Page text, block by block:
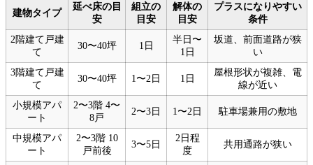
建物タイプ
延べ床の目
安
組立の
目安
解体の
目安
プラスになりやすい
条件
2階建て戸建
て
30〜40坪 1日
半日〜
1日
坂道、前面道路が狭
い
3階建て戸建
て
30〜40坪 1〜2日 1日
屋根形状が複雑、電
線が近い
小規模アパ
ート
2〜3階 4〜
8戸
2〜3日 1〜2日 駐車場兼用の敷地
中規模アパ
ート
2〜3階 10
戸前後
3〜5日
2日程
度
共用通路が狭い